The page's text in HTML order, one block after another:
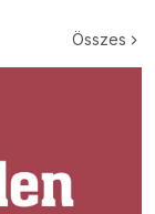
Összes